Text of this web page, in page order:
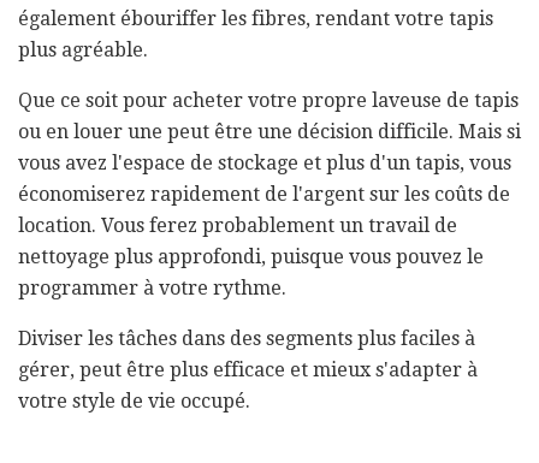
également ébouriffer les fibres, rendant votre tapis
plus agréable.
Que ce soit pour acheter votre propre laveuse de tapis
ou en louer une peut être une décision difficile. Mais si
vous avez l'espace de stockage et plus d'un tapis, vous
économiserez rapidement de l'argent sur les coûts de
location. Vous ferez probablement un travail de
nettoyage plus approfondi, puisque vous pouvez le
programmer à votre rythme.
Diviser les tâches dans des segments plus faciles à
gérer, peut être plus efficace et mieux s'adapter à
votre style de vie occupé.